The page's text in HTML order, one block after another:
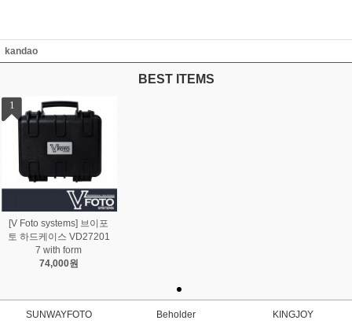
kandao
BEST ITEMS
1
[V Foto systems] 브이포
토 하드케이스 VD27201
7 with form
74,000원
SUNWAYFOTO Beholder KINGJOY